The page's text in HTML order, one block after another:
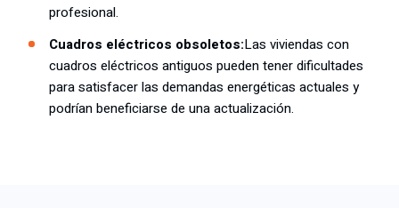
profesional.
Cuadros eléctricos obsoletos:Las viviendas con
cuadros eléctricos antiguos pueden tener dificultades
para satisfacer las demandas energéticas actuales y
podrían beneficiarse de una actualización.